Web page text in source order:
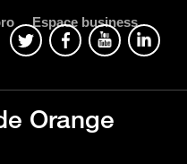
Espace business
Orange